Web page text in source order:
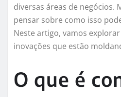
diversas áreas de negócios.
pensar sobre como isso
Neste artigo, vamos
inovações que estão
O que é